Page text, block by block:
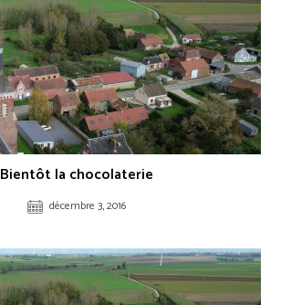
Bientôt la chocolaterie
décembre 3, 2016